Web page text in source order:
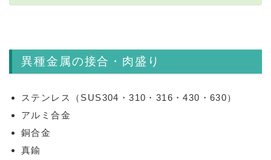
異種金属の接合・肉盛り
ステンレス（SUS304・310・316・430・630）
アルミ合金
銅合金
真鍮